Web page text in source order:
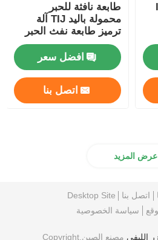
طابعة نافثة للحبر
محمولة باليد TIJ آلة
ترميز طابعة نفث الحبر
صغيرة محمولة
افضل سعر
اتصل بنا
عرض المزيد
اتصل بنا
Desktop Site
سياسة الخصوصية
الليفي مصنع الصين.Copyright